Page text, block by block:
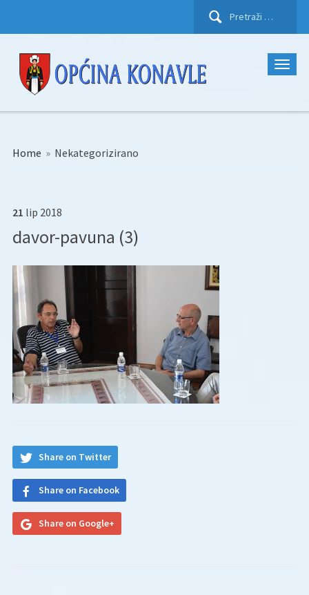
Pretraži:
Home » Nekategorizirano
21 lip 2018
davor-pavuna (3)
Share on Twitter
Share on Facebook
Share on Google+